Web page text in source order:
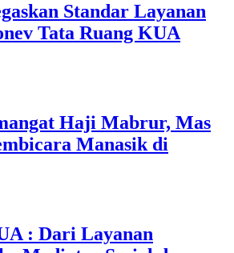
Standar Layanan
Tata Ruang KUA
Haji Mabrur, Mas
Manasik di
: Dari Layanan